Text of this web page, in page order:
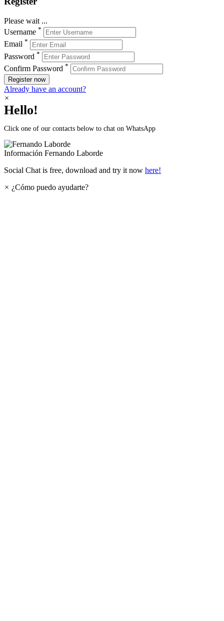
Please wait ...
Username *
Email *
Password *
Confirm Password *
Register now
Already have an account?
×
Hello!
Click one of our contacts below to chat on WhatsApp
Información Fernando Laborde
Social Chat is free, download and try it now here!
× ¿Cómo puedo ayudarte?